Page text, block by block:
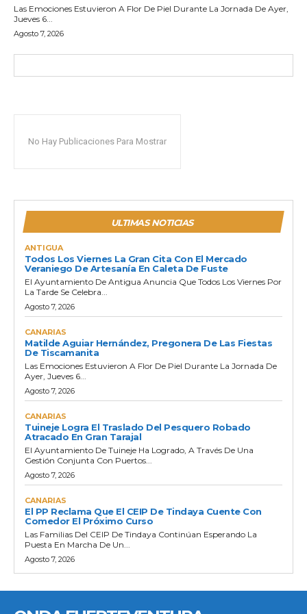
Las Emociones Estuvieron A Flor De Piel Durante La Jornada De Ayer,
Jueves 6...
Agosto 7, 2026
No Hay Publicaciones Para Mostrar
ULTIMAS NOTICIAS
ANTIGUA
Todos Los Viernes La Gran Cita Con El Mercado
Veraniego De Artesanía En Caleta De Fuste
El Ayuntamiento De Antigua Anuncia Que Todos Los Viernes Por
La Tarde Se Celebra...
Agosto 7, 2026
CANARIAS
Matilde Aguiar Hernández, Pregonera De Las Fiestas
De Tiscamanita
Las Emociones Estuvieron A Flor De Piel Durante La Jornada De
Ayer, Jueves 6...
Agosto 7, 2026
CANARIAS
Tuineje Logra El Traslado Del Pesquero Robado
Atracado En Gran Tarajal
El Ayuntamiento De Tuineje Ha Logrado, A Través De Una
Gestión Conjunta Con Puertos...
Agosto 7, 2026
CANARIAS
El PP Reclama Que El CEIP De Tindaya Cuente Con
Comedor El Próximo Curso
Las Familias Del CEIP De Tindaya Continúan Esperando La
Puesta En Marcha De Un...
Agosto 7, 2026